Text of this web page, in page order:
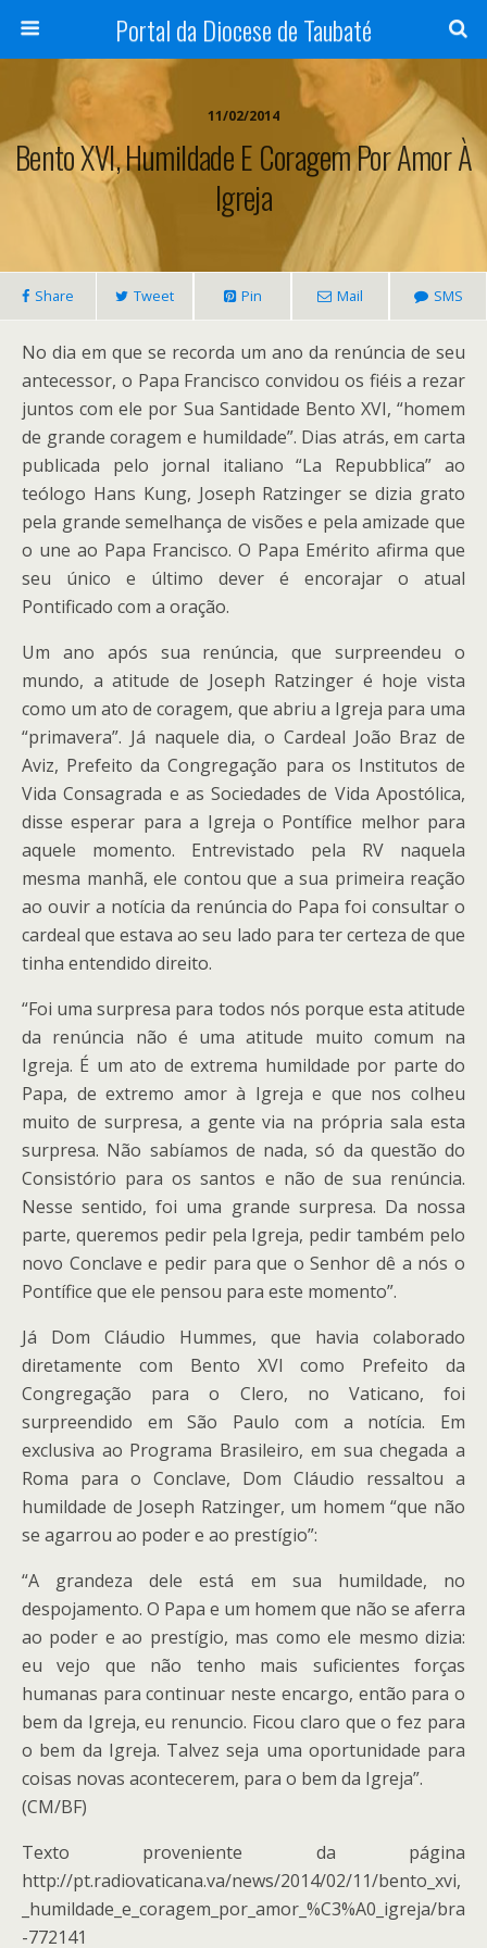
Portal da Diocese de Taubaté
11/02/2014
Bento XVI, Humildade E Coragem Por Amor À
Igreja
Share Tweet Pin Mail SMS
No dia em que se recorda um ano da renúncia de seu
antecessor, o Papa Francisco convidou os fiéis a rezar
juntos com ele por Sua Santidade Bento XVI, “homem
de grande coragem e humildade”. Dias atrás, em carta
publicada pelo jornal italiano “La Repubblica” ao
teólogo Hans Kung, Joseph Ratzinger se dizia grato
pela grande semelhança de visões e pela amizade que
o une ao Papa Francisco. O Papa Emérito afirma que
seu único e último dever é encorajar o atual
Pontificado com a oração.
Um ano após sua renúncia, que surpreendeu o
mundo, a atitude de Joseph Ratzinger é hoje vista
como um ato de coragem, que abriu a Igreja para uma
“primavera”. Já naquele dia, o Cardeal João Braz de
Aviz, Prefeito da Congregação para os Institutos de
Vida Consagrada e as Sociedades de Vida Apostólica,
disse esperar para a Igreja o Pontífice melhor para
aquele momento. Entrevistado pela RV naquela
mesma manhã, ele contou que a sua primeira reação
ao ouvir a notícia da renúncia do Papa foi consultar o
cardeal que estava ao seu lado para ter certeza de que
tinha entendido direito.
“Foi uma surpresa para todos nós porque esta atitude
da renúncia não é uma atitude muito comum na
Igreja. É um ato de extrema humildade por parte do
Papa, de extremo amor à Igreja e que nos colheu
muito de surpresa, a gente via na própria sala esta
surpresa. Não sabíamos de nada, só da questão do
Consistório para os santos e não de sua renúncia.
Nesse sentido, foi uma grande surpresa. Da nossa
parte, queremos pedir pela Igreja, pedir também pelo
novo Conclave e pedir para que o Senhor dê a nós o
Pontífice que ele pensou para este momento”.
Já Dom Cláudio Hummes, que havia colaborado
diretamente com Bento XVI como Prefeito da
Congregação para o Clero, no Vaticano, foi
surpreendido em São Paulo com a notícia. Em
exclusiva ao Programa Brasileiro, em sua chegada a
Roma para o Conclave, Dom Cláudio ressaltou a
humildade de Joseph Ratzinger, um homem “que não
se agarrou ao poder e ao prestígio”:
“A grandeza dele está em sua humildade, no
despojamento. O Papa e um homem que não se aferra
ao poder e ao prestígio, mas como ele mesmo dizia:
eu vejo que não tenho mais suficientes forças
humanas para continuar neste encargo, então para o
bem da Igreja, eu renuncio. Ficou claro que o fez para
o bem da Igreja. Talvez seja uma oportunidade para
coisas novas acontecerem, para o bem da Igreja”.
(CM/BF)
Texto proveniente da página
http://pt.radiovaticana.va/news/2014/02/11/bento_xvi,
_humildade_e_coragem_por_amor_%C3%A0_igreja/bra
-772141